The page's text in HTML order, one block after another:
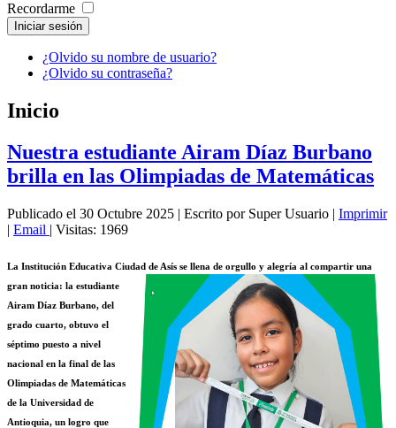
Recordarme
Iniciar sesión
¿Olvido su nombre de usuario?
¿Olvido su contraseña?
Inicio
Nuestra estudiante Airam Díaz Burbano
brilla en las Olimpiadas de Matemáticas
Publicado el 30 Octubre 2025 | Escrito por Super Usuario | Imprimir
| Email | Visitas: 1969
La Institución Educativa Ciudad de Asís se llena de orgullo y alegría al compartir una
gran noticia: la estudiante
Airam Díaz Burbano, del
grado cuarto, obtuvo el
séptimo puesto a nivel
nacional en la final de las
Olimpiadas de Matemáticas
de la Universidad de
Antioquia, un logro que